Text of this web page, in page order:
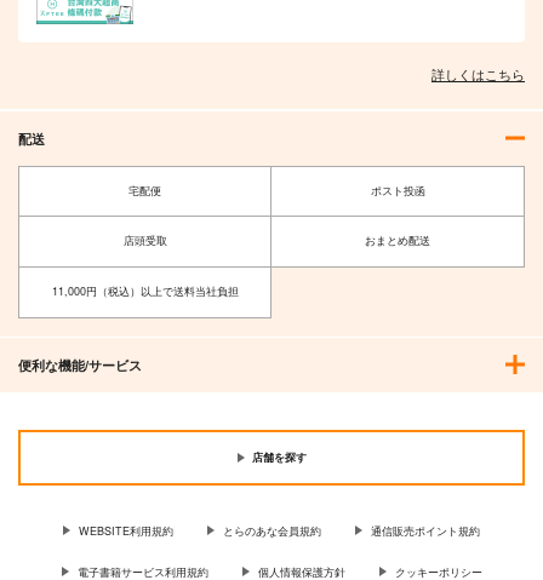
サンプル サンプル
サンプル
作品詳細
ファイル 葉庭
509円
サンプル
スト展】クリアファイ
クリエイティア
660円
サンプル
詳しくはこちら
配送
宅配便 ポスト投函
店頭受取 おまとめ配送
11,000円（税込）以上で送料当社負担
便利な機能/サービス
店舗を探す
WEBSITE利用規約 とらのあな会員規約 通信販売ポイント規約
電子書籍サービス利用規約 個人情報保護方針 クッキーポリシー